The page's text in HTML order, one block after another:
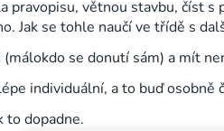
pravopisu, větnou stavbu, číst
Jak se tohle naučí ve třídě s
se donutí sám) a mít
individuální, a to buď osobně
to dopadne.